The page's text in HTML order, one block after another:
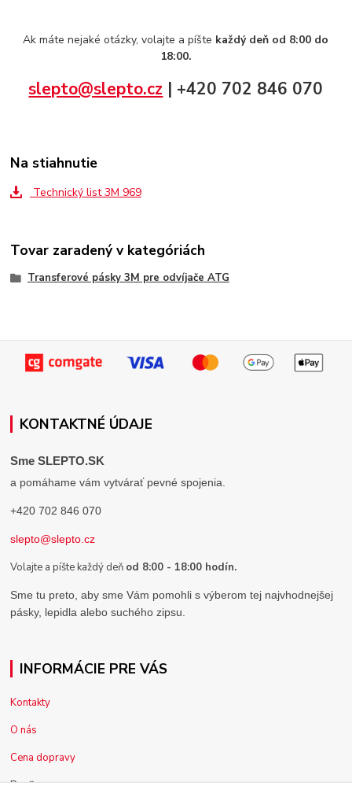
Ak máte nejaké otázky, volajte a píšte každý deň od 8:00 do
18:00.
slepto@slepto.cz | +420 702 846 070
Na stiahnutie
Technický list 3M 969
Tovar zaradený v kategóriách
Transferové pásky 3M pre odvíjače ATG
KONTAKTNÉ ÚDAJE
Sme SLEPTO.SK
a pomáhame vám vytvárať pevné spojenia.
+420 702 846 070
slepto@slepto.cz
Volajte a píšte každý deň od 8:00 - 18:00 hodín.
Sme tu preto, aby sme Vám pomohli s výberom tej najvhodnejšej
pásky, lepidla alebo suchého zipsu.
INFORMÁCIE PRE VÁS
Kontakty
O nás
Cena dopravy